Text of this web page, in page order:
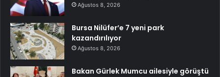
Ağustos 8, 2026
Bursa Nilüfer’e 7 yeni park
kazandırılıyor
Ağustos 8, 2026
Bakan Gürlek Mumcu ailesiyle görüştü